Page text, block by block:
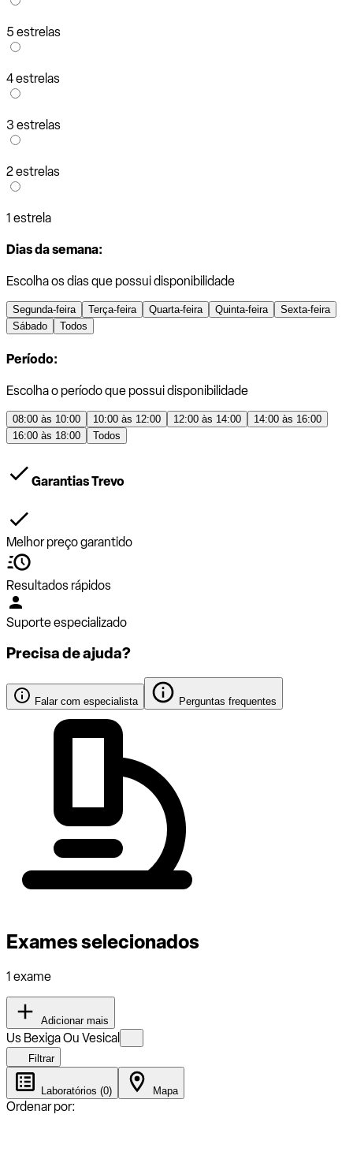
5 estrelas
4 estrelas
3 estrelas
2 estrelas
1 estrela
Dias da semana:
Escolha os dias que possui disponibilidade
Segunda-feira Terça-feira Quarta-feira Quinta-feira
Sexta-feira
Sábado
Todos
Período:
Escolha o período que possui disponibilidade
08:00 às 10:00 10:00 às 12:00 12:00 às 14:00
14:00 às 16:00
16:00 às 18:00
Todos
Garantias Trevo
Melhor preço garantido
Resultados rápidos
Suporte especializado
Precisa de ajuda?
Falar com especialista Perguntas frequentes
Exames selecionados
1 exame
Adicionar mais
Us Bexiga Ou Vesical
Filtrar
Laboratórios (0) Mapa
Ordenar por: